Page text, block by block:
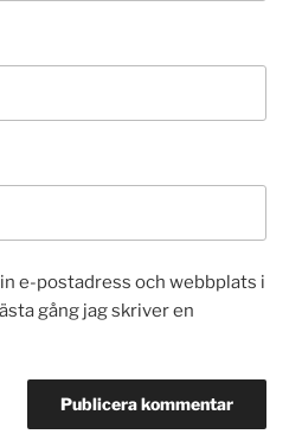
e-postadress och webbplats i
gång jag skriver en